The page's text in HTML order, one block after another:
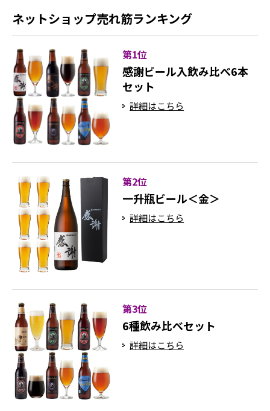
ネットショップ売れ筋ランキング
第1位
感謝ビール入飲み比べ6本
セット
詳細はこちら
第2位
一升瓶ビール＜金＞
詳細はこちら
第3位
6種飲み比べセット
詳細はこちら